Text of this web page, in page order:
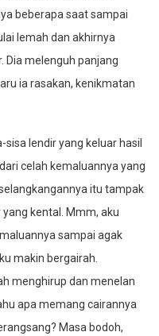
beberapa saat sampai
lemah dan akhirnya
Dia melenguh panjang
ia rasakan, kenikmatan
lendir yang keluar hasil
celah kemaluannya yang
itu tampak
kental. Mmm, aku
sampai agak
makin bergairah.
menghirup dan menelan
apa memang cairannya
Masa bodoh,